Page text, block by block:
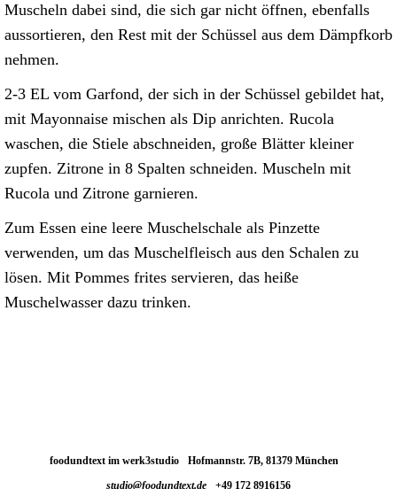
Muscheln dabei sind, die sich gar nicht öffnen, ebenfalls
aussortieren, den Rest mit der Schüssel aus dem Dämpfkorb
nehmen.
2-3 EL vom Garfond, der sich in der Schüssel gebildet hat,
mit Mayonnaise mischen als Dip anrichten. Rucola
waschen, die Stiele abschneiden, große Blätter kleiner
zupfen. Zitrone in 8 Spalten schneiden. Muscheln mit
Rucola und Zitrone garnieren.
Zum Essen eine leere Muschelschale als Pinzette
verwenden, um das Muschelfleisch aus den Schalen zu
lösen. Mit Pommes frites servieren, das heiße
Muschelwasser dazu trinken.
foodundtext im werk3studio
Hofmannstr. 7B, 81379 München
studio@foodundtext.de
+49 172 8916156‬